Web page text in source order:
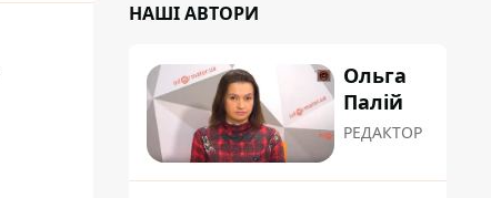
НАШІ АВТОРИ
Ольга
Палій
РЕДАКТОР